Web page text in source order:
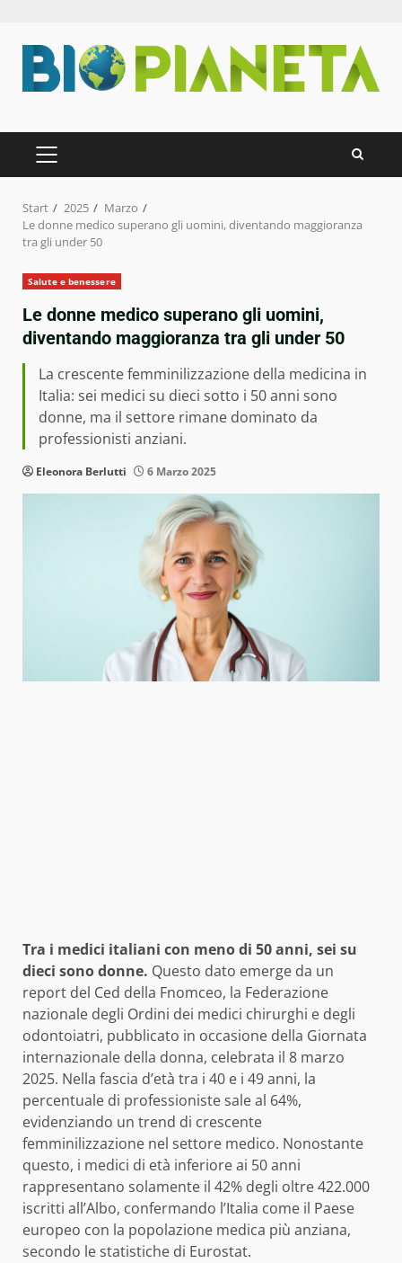
Inhalt
springen
PRIMÄRES
MENÜ
Start 2025
Marzo
Le donne medico superano gli uomini, diventando maggioranza
tra gli under 50
Salute e benessere
Le donne medico superano gli uomini,
diventando maggioranza tra gli under 50
La crescente femminilizzazione della medicina in
Italia: sei medici su dieci sotto i 50 anni sono
donne, ma il settore rimane dominato da
professionisti anziani.
Eleonora Berlutti 6 Marzo 2025
Tra i medici italiani con meno di 50 anni, sei su
dieci sono donne. Questo dato emerge da un
report del Ced della Fnomceo, la Federazione
nazionale degli Ordini dei medici chirurghi e degli
odontoiatri, pubblicato in occasione della Giornata
internazionale della donna, celebrata il 8 marzo
2025. Nella fascia d’età tra i 40 e i 49 anni, la
percentuale di professioniste sale al 64%,
evidenziando un trend di crescente
femminilizzazione nel settore medico. Nonostante
questo, i medici di età inferiore ai 50 anni
rappresentano solamente il 42% degli oltre 422.000
iscritti all’Albo, confermando l’Italia come il Paese
europeo con la popolazione medica più anziana,
secondo le statistiche di Eurostat.